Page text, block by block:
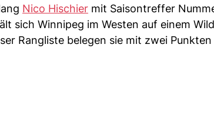
Nico Hischier mit Saisontreffer
sich Winnipeg im Westen auf einem
Rangliste belegen sie mit zwei